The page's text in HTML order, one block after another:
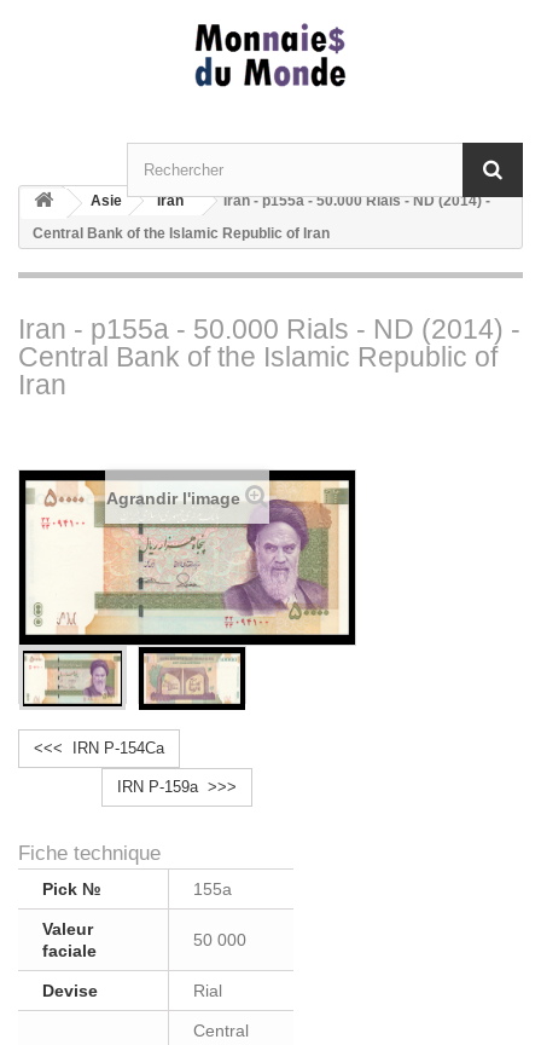
Asie Iran
Iran - p155a - 50.000 Rials - ND (2014) -
Central Bank of the Islamic Republic of Iran
Iran - p155a - 50.000 Rials - ND (2014) -
Central Bank of the Islamic Republic of
Iran
Agrandir l'image
<<< IRN P-154Ca
IRN P-159a >>>
Fiche technique
Pick № 155a
Valeur
faciale
50 000
Devise Rial
Central